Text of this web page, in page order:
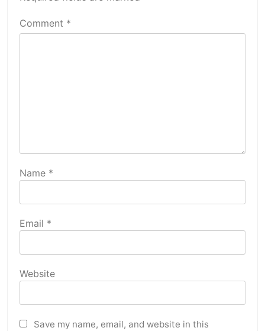
Comment *
Name *
Email *
Website
Save my name, email, and website in this